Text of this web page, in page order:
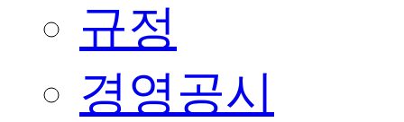
규정
경영공시